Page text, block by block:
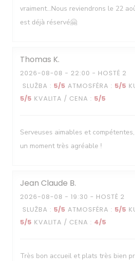
vraiment...Nous reviendrons le 22
est déjà réservé🤗
Thomas K
2026-08-08 - 22:00 - HOSTÉ 2
SLUŽBA : 5/5 ATMOSFÉRA : 5/5
5/5 KVALITA / CENA : 5/5
Serveuses aimables et
un moment très agréable !
Jean Claude B
2026-08-08 - 19:30 - HOSTÉ 2
SLUŽBA : 5/5 ATMOSFÉRA : 5/5
5/5 KVALITA / CENA : 4/5
Très bon accueil et plats très bien